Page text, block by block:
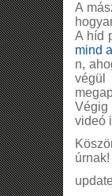
A
A híd
mind
n,
végül
videó
úrnak!